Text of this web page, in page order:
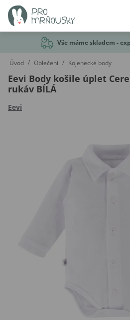
Vše máme skladem -
Úvod / Oblečení / Kojenecké body
Eevi Body košile úplet
rukáv BÍLÁ
Eevi